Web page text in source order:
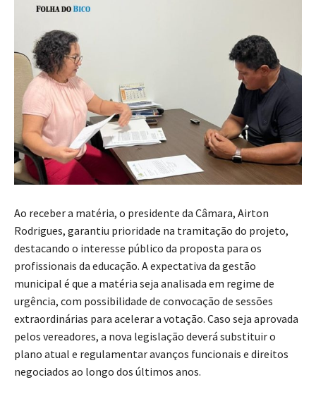
Ao receber a matéria, o presidente da Câmara, Airton
Rodrigues, garantiu prioridade na tramitação do projeto,
destacando o interesse público da proposta para os
profissionais da educação. A expectativa da gestão
municipal é que a matéria seja analisada em regime de
urgência, com possibilidade de convocação de sessões
extraordinárias para acelerar a votação. Caso seja aprovada
pelos vereadores, a nova legislação deverá substituir o
plano atual e regulamentar avanços funcionais e direitos
negociados ao longo dos últimos anos.